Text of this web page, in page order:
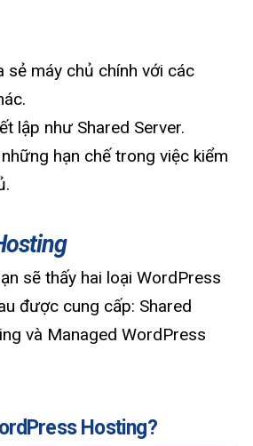
sẻ máy chủ chính với các
lập như Shared Server.
hạn chế trong việc kiểm
sẽ thấy hai loại WordPress
được cung cấp: Shared
và Managed WordPress
Hosting?